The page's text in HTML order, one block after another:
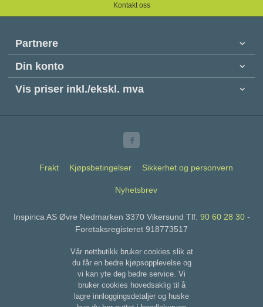
Kontakt oss
Partnere
Din konto
Vis priser inkl./ekskl. mva
Frakt Kjøpsbetingelser Sikkerhet og personvern
Nyhetsbrev
Inspirica AS Øvre Nedmarken 3370 Vikersund Tlf. 90 60 28 30-
Foretaksregisteret 918773517
Vår nettbutikk bruker cookies slik at
du får en bedre kjøpsopplevelse og
vi kan yte deg bedre service. Vi
bruker cookies hovedsaklig til å
lagre innloggingsdetaljer og huske